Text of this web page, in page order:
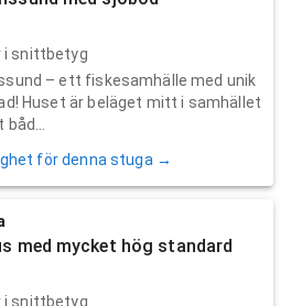
i snittbetyg
– ett fiskesamhälle med unik
Huset är beläget mitt i samhället
för denna stuga →
med mycket hög standard
i snittbetyg